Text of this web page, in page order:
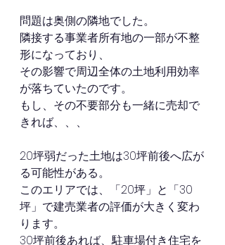
問題は奥側の隣地でした。
隣接する事業者所有地の一部が不整
形になっており、
その影響で周辺全体の土地利用効率
が落ちていたのです。
もし、その不要部分も一緒に売却で
きれば、、、
20坪弱だった土地は30坪前後へ広が
る可能性がある。
このエリアでは、「20坪」と「30
坪」で建売業者の評価が大きく変わ
ります。
30坪前後あれば、駐車場付き住宅を